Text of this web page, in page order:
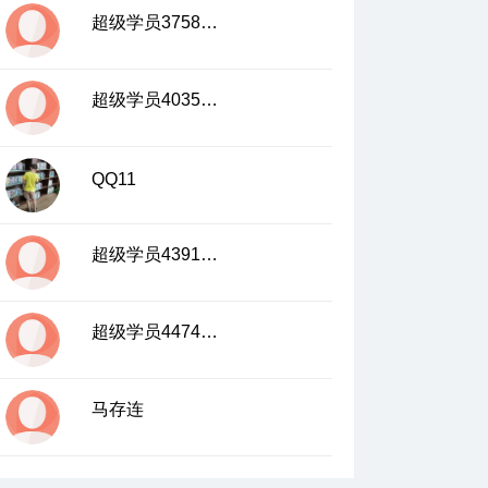
超级学员3758034
超级学员4035768
QQ11
超级学员4391821
超级学员4474080
马存连